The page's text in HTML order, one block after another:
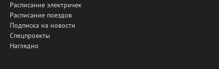
Расписание электричек
Расписание поездов
Подписка на новости
Спецпроекты
Наглядно